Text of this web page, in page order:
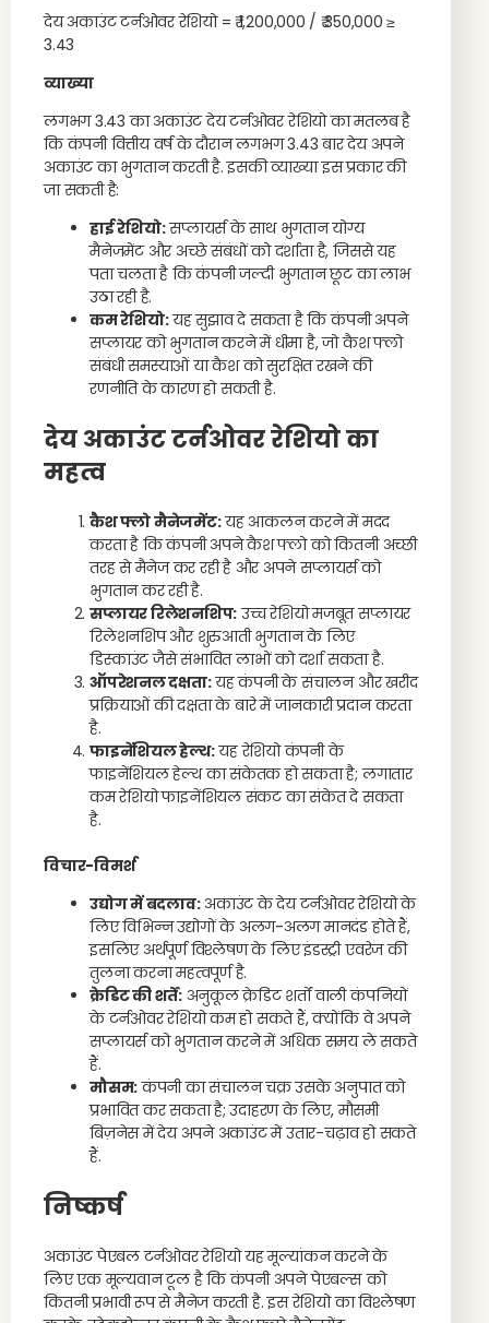
देय अकाउंट टर्नओवर रेशियो = ₹ 1,200,000 / ₹ 350,000 ≥
3.43
व्याख्या
लगभग 3.43 का अकाउंट देय टर्नओवर रेशियो का मतलब है
कि कंपनी वित्तीय वर्ष के दौरान लगभग 3.43 बार देय अपने
अकाउंट का भुगतान करती है. इसकी व्याख्या इस प्रकार की
जा सकती है:
हाई रेशियो:सप्लायर्स के साथ भुगतान योग्य
मैनेजमेंट और अच्छे संबंधों को दर्शाता है, जिससे यह
पता चलता है कि कंपनी जल्दी भुगतान छूट का लाभ
उठा रही है.
कम रेशियो:यह सुझाव दे सकता है कि कंपनी अपने
सप्लायर को भुगतान करने में धीमा है, जो कैश फ्लो
संबंधी समस्याओं या कैश को सुरक्षित रखने की
रणनीति के कारण हो सकती है.
देय अकाउंट टर्नओवर रेशियो का
महत्व
कैश फ्लो मैनेजमेंट:यह आकलन करने में मदद
करता है कि कंपनी अपने कैश फ्लो को कितनी अच्छी
तरह से मैनेज कर रही है और अपने सप्लायर्स को
भुगतान कर रही है.
सप्लायर रिलेशनशिप:उच्च रेशियो मजबूत सप्लायर
रिलेशनशिप और शुरुआती भुगतान के लिए
डिस्काउंट जैसे संभावित लाभों को दर्शा सकता है.
ऑपरेशनल दक्षता:यह कंपनी के संचालन और खरीद
प्रक्रियाओं की दक्षता के बारे में जानकारी प्रदान करता
है.
फाइनेंशियल हेल्थ:यह रेशियो कंपनी के
फाइनेंशियल हेल्थ का संकेतक हो सकता है; लगातार
कम रेशियो फाइनेंशियल संकट का संकेत दे सकता
है.
विचार-विमर्श
उद्योग में बदलाव:अकाउंट के देय टर्नओवर रेशियो के
लिए विभिन्न उद्योगों के अलग-अलग मानदंड होते हैं,
इसलिए अर्थपूर्ण विश्लेषण के लिए इंडस्ट्री एवरेज की
तुलना करना महत्वपूर्ण है.
क्रेडिट की शर्तें:अनुकूल क्रेडिट शर्तों वाली कंपनियों
के टर्नओवर रेशियो कम हो सकते हैं, क्योंकि वे अपने
सप्लायर्स को भुगतान करने में अधिक समय ले सकते
हैं.
मौसम:कंपनी का संचालन चक्र उसके अनुपात को
प्रभावित कर सकता है; उदाहरण के लिए, मौसमी
बिज़नेस में देय अपने अकाउंट में उतार-चढ़ाव हो सकते
हैं.
निष्कर्ष
अकाउंट पेएबल टर्नओवर रेशियो यह मूल्यांकन करने के
लिए एक मूल्यवान टूल है कि कंपनी अपने पेएबल्स को
कितनी प्रभावी रूप से मैनेज करती है. इस रेशियो का विश्लेषण